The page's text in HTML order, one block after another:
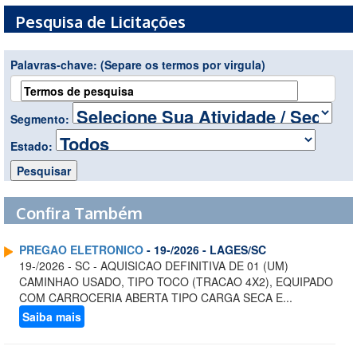
Pesquisa de Licitações
Palavras-chave: (Separe os termos por virgula)
Segmento:
Estado:
Confira Também
PREGAO ELETRONICO - 19-/2026 - LAGES/SC
19-/2026 - SC - AQUISICAO DEFINITIVA DE 01 (UM)
CAMINHAO USADO, TIPO TOCO (TRACAO 4X2), EQUIPADO
COM CARROCERIA ABERTA TIPO CARGA SECA E...
Saiba mais